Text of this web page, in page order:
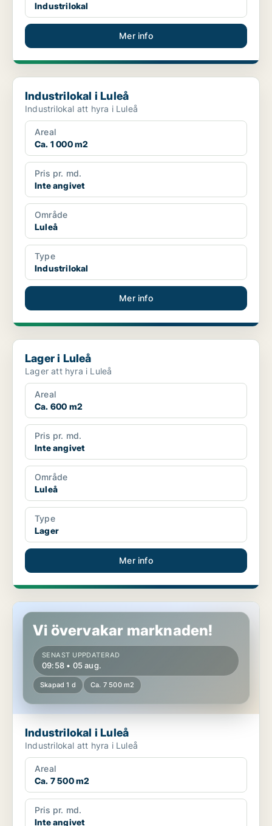
Industrilokal
Mer info
Industrilokal i Luleå
Industrilokal i Luleå
Industrilokal att hyra i Luleå
Areal
Ca. 1 000 m2
Pris pr. md.
Inte angivet
Område
Luleå
Type
Industrilokal
Mer info
Lager i Luleå
Lager i Luleå
Lager att hyra i Luleå
Areal
Ca. 600 m2
Pris pr. md.
Inte angivet
Område
Luleå
Type
Lager
Mer info
Industrilokal i Luleå
Vi övervakar marknaden!
SENAST UPPDATERAD
09:58 • 05 aug.
Skapad 1 d Ca. 7 500 m2
Industrilokal i Luleå
Industrilokal att hyra i Luleå
Areal
Ca. 7 500 m2
Pris pr. md.
Inte angivet